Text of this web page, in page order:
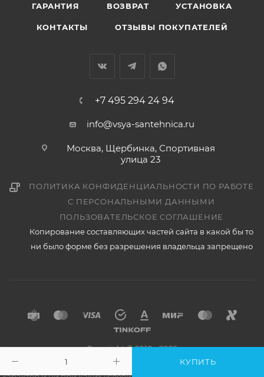
КУПИТЬ
ГАРАНТИЯ ВОЗВРАТ УСТАНОВКА
КОНТАКТЫ ОТЗЫВЫ ПОКУПАТЕЛЕЙ
+7 495 294 24 94
info@vsya-santehnica.ru
Москва, Щербинка, Спортивная
улица 23
ПОЛИТИКА КОНФИДЕНЦИАЛЬНОСТИ ПО РАБОТЕ
С ПЕРСОНАЛЬНЫМИ ДАННЫМИ
ПОЛЬЗОВАТЕЛЬСКОЕ СОГЛАШЕНИЕ
Копирование составляющих частей сайта в какой бы то
ни было форме без разрешения владельца запрещено
Copyright © 2010 - 2026
Данный интернет-сайт носит исключительно информационный